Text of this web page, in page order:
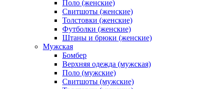
Поло (женские)
Свитшоты (женские)
Толстовки (женские)
Футболки (женские)
Штаны и брюки (женские)
Мужская
Бомбер
Верхняя одежда (мужская)
Поло (мужские)
Свитшоты (мужские)